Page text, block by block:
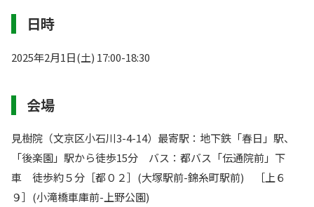
日時
2025年2月1日(土) 17:00-18:30
会場
見樹院（文京区小石川3-4-14）最寄駅：地下鉄「春日」駅、
「後楽園」駅から徒歩15分 バス：都バス「伝通院前」下
車 徒歩約５分［都０２］(大塚駅前-錦糸町駅前) ［上６
９］(小滝橋車庫前-上野公園)